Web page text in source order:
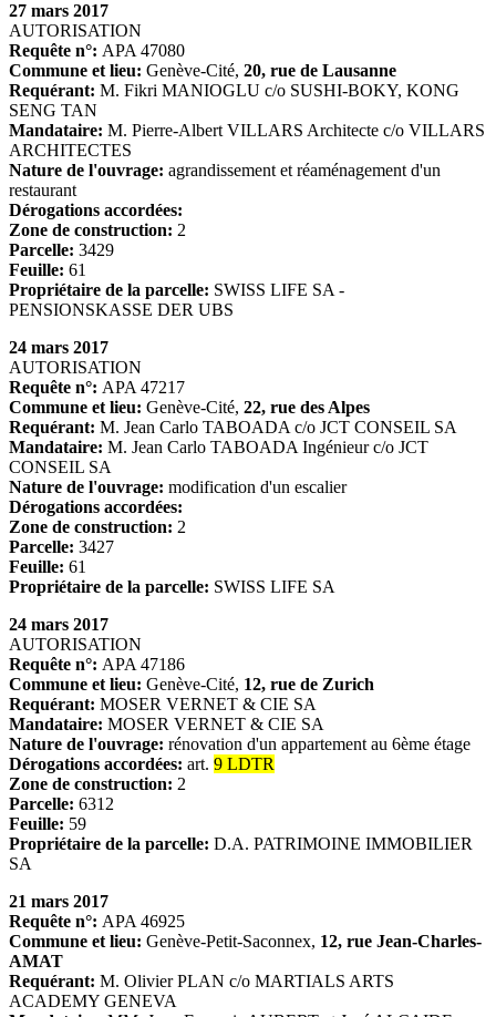
27 mars 2017
AUTORISATION
Requête n°: APA 47080
Commune et lieu: Genève-Cité, 20, rue de Lausanne
Requérant: M. Fikri MANIOGLU c/o SUSHI-BOKY, KONG
SENG TAN
Mandataire: M. Pierre-Albert VILLARS Architecte c/o VILLARS
ARCHITECTES
Nature de l'ouvrage: agrandissement et réaménagement d'un
restaurant
Dérogations accordées:
Zone de construction: 2
Parcelle: 3429
Feuille: 61
Propriétaire de la parcelle: SWISS LIFE SA -
PENSIONSKASSE DER UBS
24 mars 2017
AUTORISATION
Requête n°: APA 47217
Commune et lieu: Genève-Cité, 22, rue des Alpes
Requérant: M. Jean Carlo TABOADA c/o JCT CONSEIL SA
Mandataire: M. Jean Carlo TABOADA Ingénieur c/o JCT
CONSEIL SA
Nature de l'ouvrage: modification d'un escalier
Dérogations accordées:
Zone de construction: 2
Parcelle: 3427
Feuille: 61
Propriétaire de la parcelle: SWISS LIFE SA
24 mars 2017
AUTORISATION
Requête n°: APA 47186
Commune et lieu: Genève-Cité, 12, rue de Zurich
Requérant: MOSER VERNET & CIE SA
Mandataire: MOSER VERNET & CIE SA
Nature de l'ouvrage: rénovation d'un appartement au 6ème étage
Dérogations accordées: art. 9 LDTR
Zone de construction: 2
Parcelle: 6312
Feuille: 59
Propriétaire de la parcelle: D.A. PATRIMOINE IMMOBILIER
SA
21 mars 2017
Requête n°: APA 46925
Commune et lieu: Genève-Petit-Saconnex, 12, rue Jean-Charles-
AMAT
Requérant: M. Olivier PLAN c/o MARTIALS ARTS
ACADEMY GENEVA